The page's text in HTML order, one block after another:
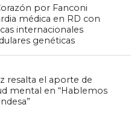
por Fanconi
médica en RD con
internacionales
genéticas
resalta el aporte de
mental en “Hablemos